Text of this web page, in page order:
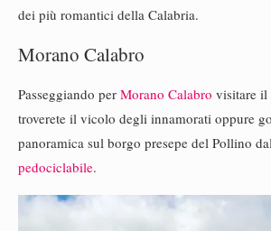
dei più romantici della Calabria.
Morano Calabro
Passeggiando per Morano Calabro visitare il
troverete il vicolo degli innamorati oppure
panoramica sul borgo presepe del Pollino
pedociclabile.